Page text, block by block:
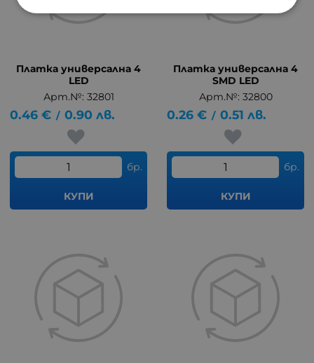
Платка универсална 4
LED
Арт.№: 32801
0.46 € / 0.90 лв.
бр.
КУПИ
Платка универсална 4
SMD LED
Арт.№: 32800
0.26 € / 0.51 лв.
бр.
КУПИ